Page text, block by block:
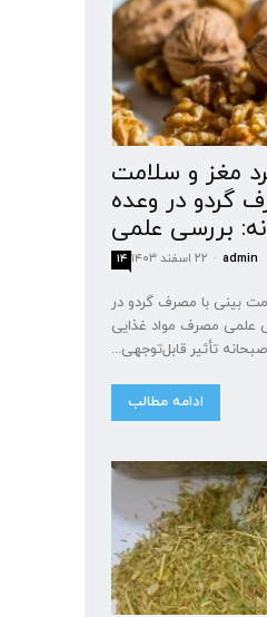
مغز و سلامت
گردو در وعده
بررسی علمی
admin
- ۲۲ اسفند ۱۴۰۳ ۱۴
بینی با مصرف گردو در
وعده صبحانه: بررسی علمی مصرف مواد غذایی
تأثیر قابل‌توجهی...
ادامه مطالب